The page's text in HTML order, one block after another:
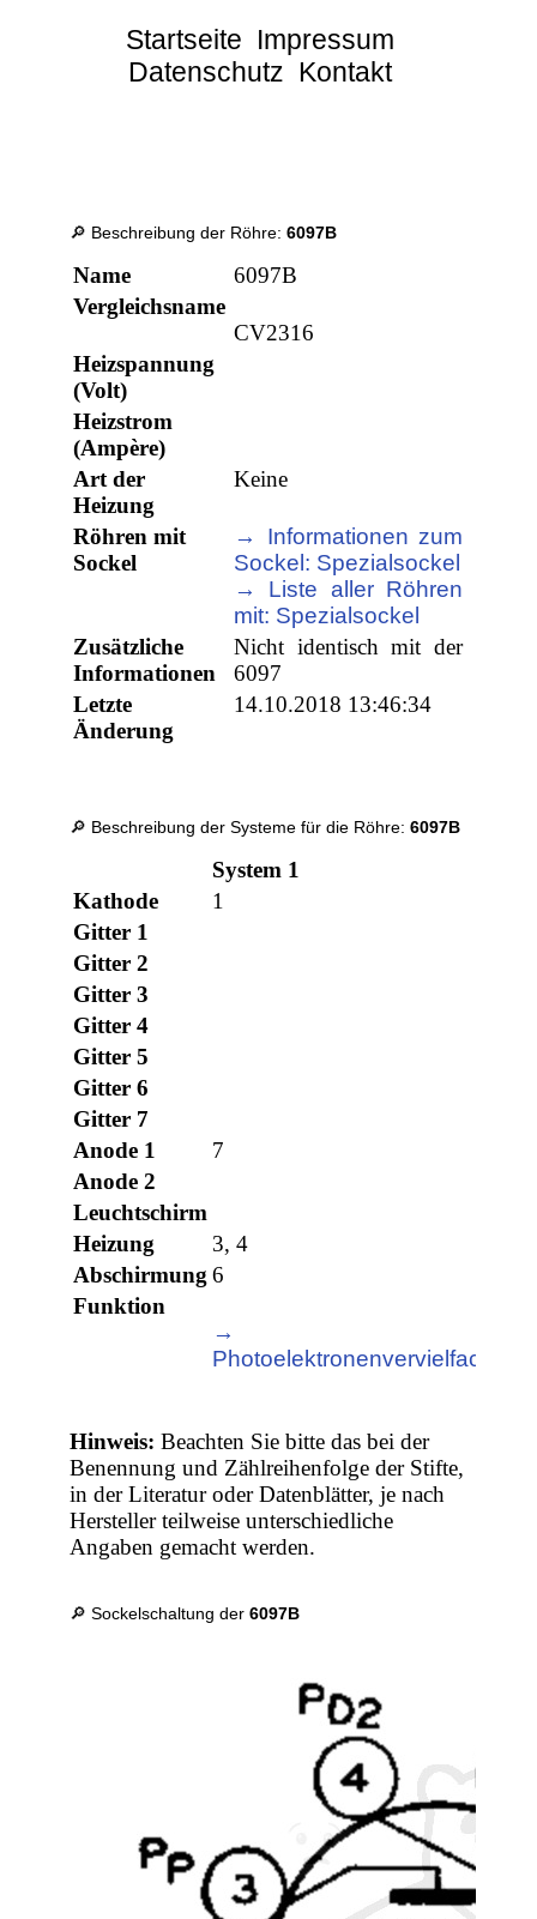
Startseite Impressum
Datenschutz Kontakt
🔎 Beschreibung der Röhre:6097B
Name
6097B
Vergleichsname
CV2316
Heizspannung
(Volt)
Heizstrom
(Ampère)
Art der
Heizung
Keine
Röhren mit
Sockel
→ Informationen zum
Sockel: Spezialsockel
→ Liste aller Röhren
mit: Spezialsockel
Zusätzliche
Informationen
Nicht identisch mit der
6097
Letzte
Änderung
14.10.2018 13:46:34
🔎 Beschreibung der Systeme für die Röhre:6097B
System 1
Kathode
1
Gitter 1
Gitter 2
Gitter 3
Gitter 4
Gitter 5
Gitter 6
Gitter 7
Anode 1
7
Anode 2
Leuchtschirm
Heizung
3, 4
Abschirmung 6
Funktion
→
Photoelektronenvervielfacher
Hinweis: Beachten Sie bitte das bei der
Benennung und Zählreihenfolge der Stifte,
in der Literatur oder Datenblätter, je nach
Hersteller teilweise unterschiedliche
Angaben gemacht werden.
🔎 Sockelschaltung der6097B